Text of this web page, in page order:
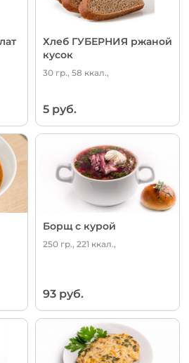
Хлеб ГУБЕРНИЯ ржаной
кусок
30 гр., 58 ккал.,
5 руб.
Борщ с курой
250 гр., 221 ккал.,
93 руб.